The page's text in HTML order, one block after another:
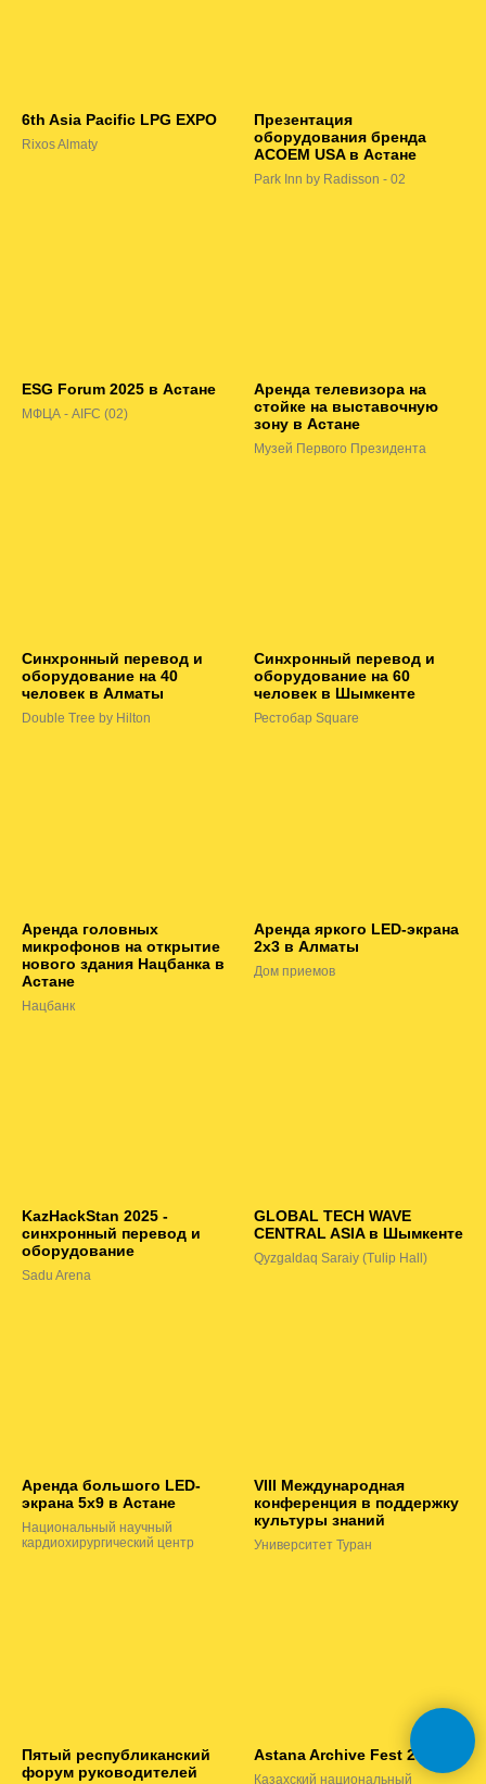
6th Asia Pacific LPG EXPO
Rixos Almaty
Презентация
оборудования бренда
ACOEM USA в Астане
Park Inn by Radisson - 02
ESG Forum 2025 в Астане
МФЦА - AIFC (02)
Аренда телевизора на
стойке на выставочную
зону в Астане
Музей Первого Президента
Синхронный перевод и
оборудование на 40
человек в Алматы
Double Tree by Hilton
Синхронный перевод и
оборудование на 60
человек в Шымкенте
Рестобар Square
Аренда головных
микрофонов на открытие
нового здания Нацбанка в
Астане
Нацбанк
Аренда яркого LED-экрана
2х3 в Алматы
Дом приемов
KazHackStan 2025 -
синхронный перевод и
оборудование
Sadu Arena
GLOBAL TECH WAVE
CENTRAL ASIA в Шымкенте
Qyzgaldaq Saraiy (Tulip Hall)
Аренда большого LED-
экрана 5х9 в Астане
Национальный научный
кардиохирургический центр
VIII Международная
конференция в поддержку
культуры знаний
Университет Туран
Пятый республиканский
форум руководителей
Astana Archive Fest 2025
Казахский национальный